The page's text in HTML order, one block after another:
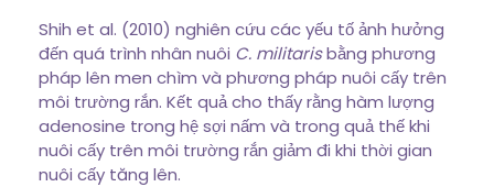
Shih et al. (2010) nghiên cứu các yếu tố ảnh hưởng
đến quá trình nhân nuôi C. militarisbằng phương
pháp lên men chìm và phương pháp nuôi cấy trên
môi trường rắn. Kết quả cho thấy rằng hàm lượng
adenosine trong hệ sợi nấm và trong quả thế khi
nuôi cấy trên môi trường rắn giảm đi khi thời gian
nuôi cấy tăng lên.